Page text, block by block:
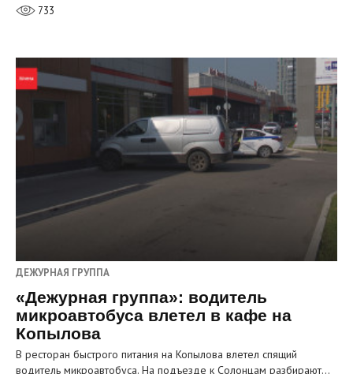
733
ДЕЖУРНАЯ ГРУППА
«Дежурная группа»: водитель
микроавтобуса влетел в кафе на
Копылова
В ресторан быстрого питания на Копылова влетел спящий
водитель микроавтобуса. На подъезде к Солонцам разбирают…